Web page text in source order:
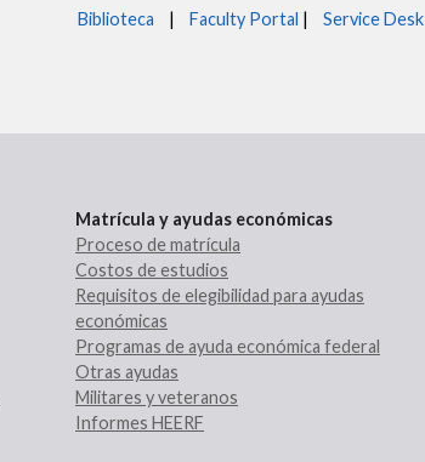
Biblioteca | Faculty Portal | Service Desk
Matrícula y ayudas económicas
Proceso de matrícula
Costos de estudios
Requisitos de elegibilidad para ayudas
económicas
Programas de ayuda económica federal
Otras ayudas
Militares y veteranos
Informes HEERF